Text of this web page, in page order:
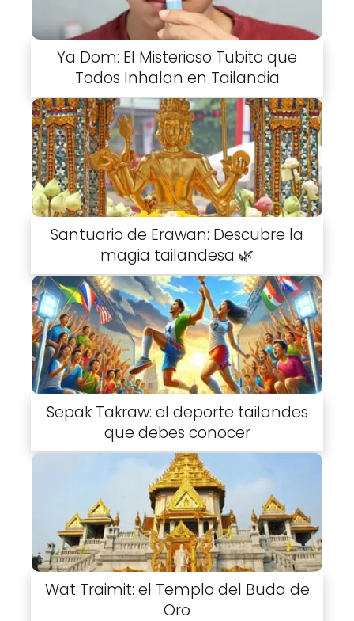
Ya Dom: El Misterioso Tubito que
Todos Inhalan en Tailandia
Santuario de Erawan: Descubre la
magia tailandesa 🌿
Sepak Takraw: el deporte tailandes
que debes conocer
Wat Traimit: el Templo del Buda de
Oro